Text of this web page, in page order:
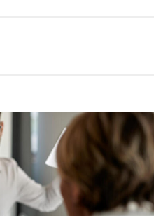
מכבי מעלות: 13 מדליות באליפות ישראל